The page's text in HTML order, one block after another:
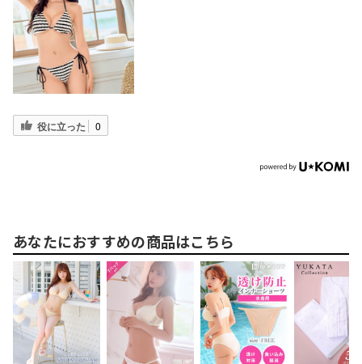
役に立った 0
あなたにおすすめの商品はこちら